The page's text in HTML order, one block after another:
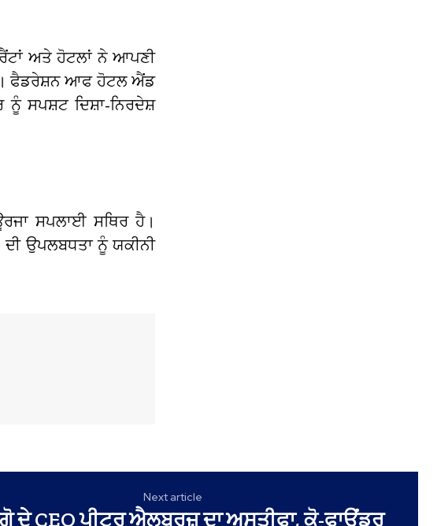
ਅਤੇ ਹੋਟਲਾਂ ਨੇ ਆਪਣੀ
ਫੈਡਰੇਸ਼ਨ ਆਫ ਹੋਟਲ ਐਂਡ
ਸਪਸ਼ਟ ਦਿਸ਼ਾ-ਨਿਰਦੇਸ਼
ਸਪਲਾਈ ਸਥਿਰ ਹੈ।
ਉਪਲਬਧਤਾ ਨੂੰ ਯਕੀਨੀ
Next article
ਦੇ CEO ਪੀਟਰ ਐਲਬਰਜ਼ ਦਾ ਅਸਤੀਫਾ, ਕੋ-ਫਾਊਂਡਰ